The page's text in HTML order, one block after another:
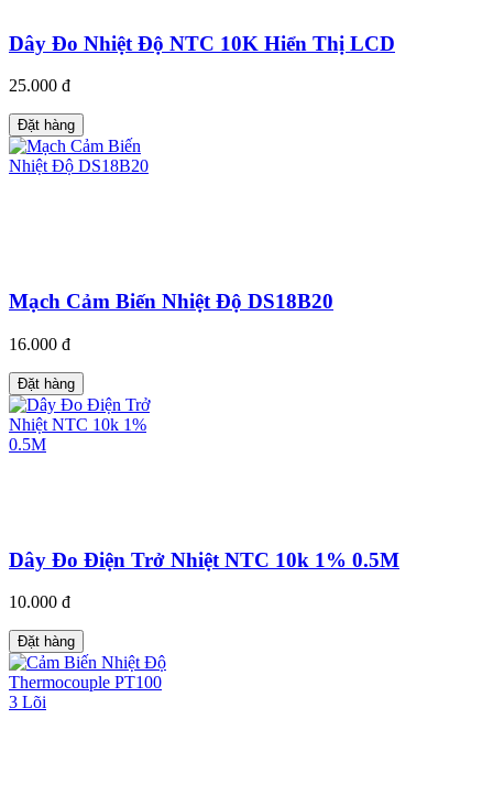
Dây Đo Nhiệt Độ NTC 10K Hiển Thị LCD
25.000 đ
Đặt hàng
Mạch Cảm Biến Nhiệt Độ DS18B20
16.000 đ
Đặt hàng
Dây Đo Điện Trở Nhiệt NTC 10k 1% 0.5M
10.000 đ
Đặt hàng